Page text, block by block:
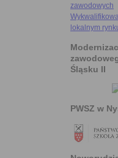
zawodowych
lokalnym
Śląsku II
PWSZ w